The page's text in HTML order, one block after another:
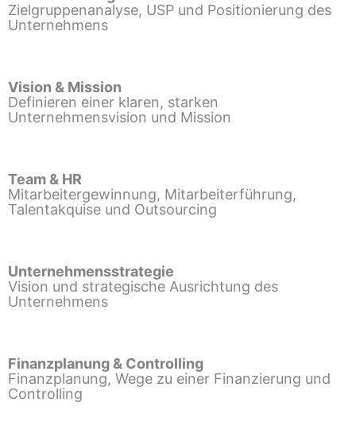
Zielgruppenanalyse, USP und Positionierung des
Unternehmens
Vision & Mission
Definieren einer klaren, starken
Unternehmensvision und Mission
Team & HR
Mitarbeitergewinnung, Mitarbeiterführung,
Talentakquise und Outsourcing
Unternehmensstrategie
Vision und strategische Ausrichtung des
Unternehmens
Finanzplanung & Controlling
Finanzplanung, Wege zu einer Finanzierung und
Controlling